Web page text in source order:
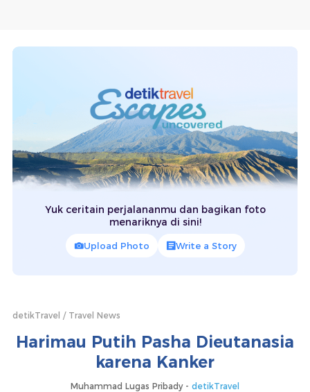
Yuk ceritain perjalananmu dan bagikan foto
menariknya di sini!
Upload Photo Write a Story
detikTravel Travel News
Harimau Putih Pasha Dieutanasia
karena Kanker
Muhammad Lugas Pribady - detikTravel